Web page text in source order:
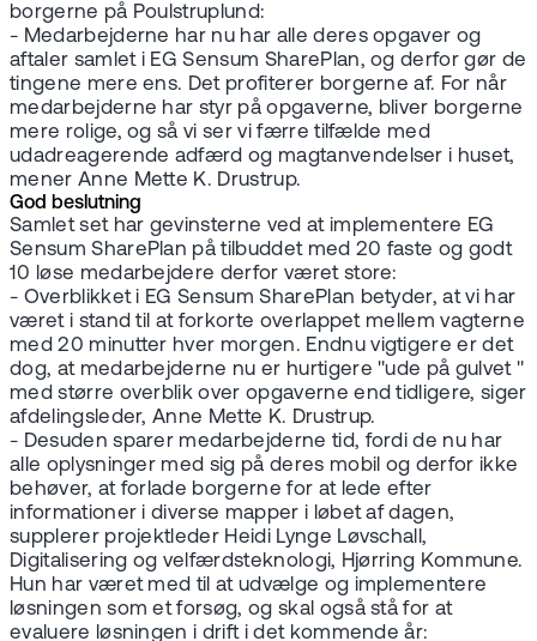
borgerne på Poulstruplund:
- Medarbejderne har nu har alle deres opgaver og
aftaler samlet i EG Sensum SharePlan, og derfor gør de
tingene mere ens. Det profiterer borgerne af. For når
medarbejderne har styr på opgaverne, bliver borgerne
mere rolige, og så vi ser vi færre tilfælde med
udadreagerende adfærd og magtanvendelser i huset,
mener Anne Mette K. Drustrup.
God beslutning
Samlet set har gevinsterne ved at implementere EG
Sensum SharePlan på tilbuddet med 20 faste og godt
10 løse medarbejdere derfor været store:
- Overblikket i EG Sensum SharePlan betyder, at vi har
været i stand til at forkorte overlappet mellem vagterne
med 20 minutter hver morgen. Endnu vigtigere er det
dog, at medarbejderne nu er hurtigere "ude på gulvet "
med større overblik over opgaverne end tidligere, siger
afdelingsleder, Anne Mette K. Drustrup.
- Desuden sparer medarbejderne tid, fordi de nu har
alle oplysninger med sig på deres mobil og derfor ikke
behøver, at forlade borgerne for at lede efter
informationer i diverse mapper i løbet af dagen,
supplerer projektleder Heidi Lynge Løvschall,
Digitalisering og velfærdsteknologi, Hjørring Kommune.
Hun har været med til at udvælge og implementere
løsningen som et forsøg, og skal også stå for at
evaluere løsningen i drift i det kommende år: